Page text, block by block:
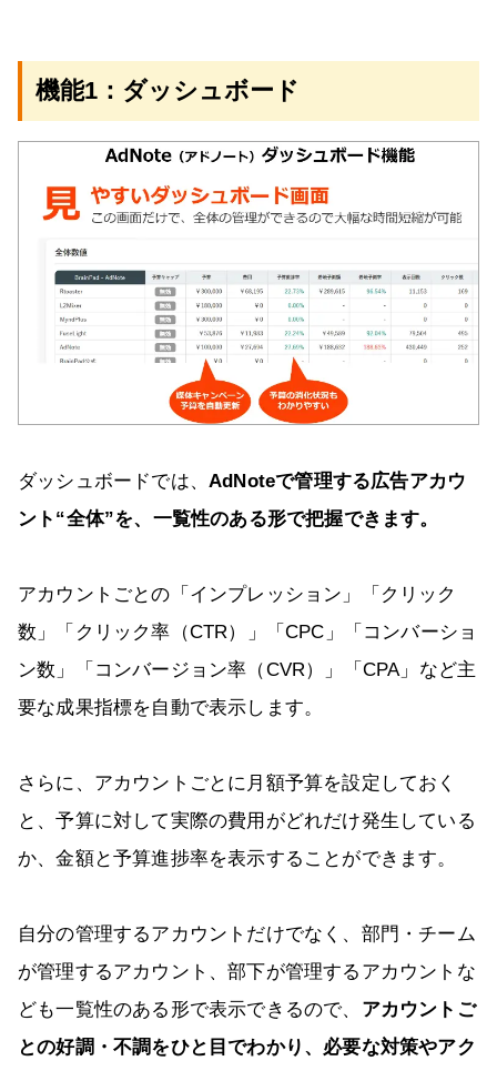
機能1：ダッシュボード
ダッシュボードでは、 AdNoteで管理する広告アカウ
ント“全体”を、一覧性のある形で把握できます。
アカウントごとの「インプレッション」「クリック
数」「クリック率（CTR）」「CPC」「コンバーショ
ン数」「コンバージョン率（CVR）」「CPA」など主
要な成果指標を自動で表示します。
さらに、アカウントごとに月額予算を設定しておく
と、予算に対して実際の費用がどれだけ発生している
か、金額と予算進捗率を表示することができます。
自分の管理するアカウントだけでなく、部門・チーム
が管理するアカウント、部下が管理するアカウントな
ども一覧性のある形で表示できるので、 アカウントご
との好調・不調をひと目でわかり、必要な対策やアク